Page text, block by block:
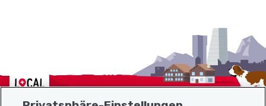
Localcities